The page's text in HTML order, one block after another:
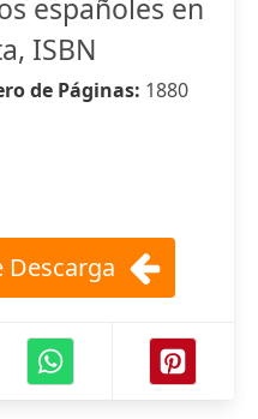
españoles en
ISBN
de Páginas: 1880
Descarga